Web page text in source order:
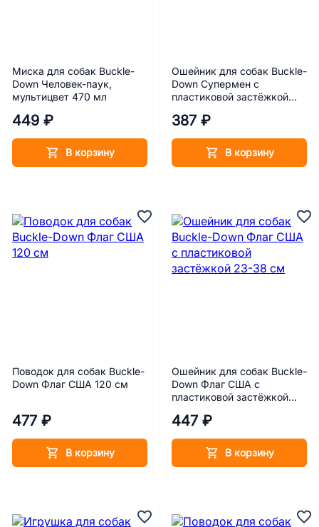
Миска для собак Buckle-
Down Человек-паук,
мультицвет 470 мл
449 ₽
В корзину
Ошейник для собак Buckle-
Down Супермен с
пластиковой застёжкой
387 ₽
В корзину
Поводок для собак Buckle-
Down Флаг США 120 см
477 ₽
В корзину
Ошейник для собак Buckle-
Down Флаг США с
пластиковой застёжкой
447 ₽
В корзину